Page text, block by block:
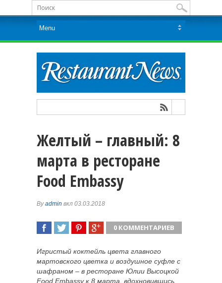
Желтый – главный: 8
марта в ресторане
Food Embassy
Byadmin вкл 03.03.2018
0 КОММЕНТАРИЕВ
Игристый коктейль цвета главного
мартовского цветка и воздушное суфле с
шафраном – в ресторане Юлии Высоцкой
Food Embassy к 8 марта, вдохновившись